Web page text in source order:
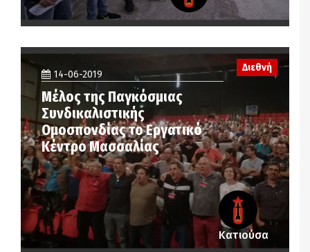
Διεθνή
14-06-2019
Μέλος της Παγκόσμιας
Συνδικαλιστικής
Ομοσπονδίας το Εργατικό
Κέντρο Μασσαλίας
Κατιούσα